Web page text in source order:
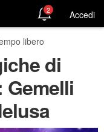
2 Accedi
libero
di